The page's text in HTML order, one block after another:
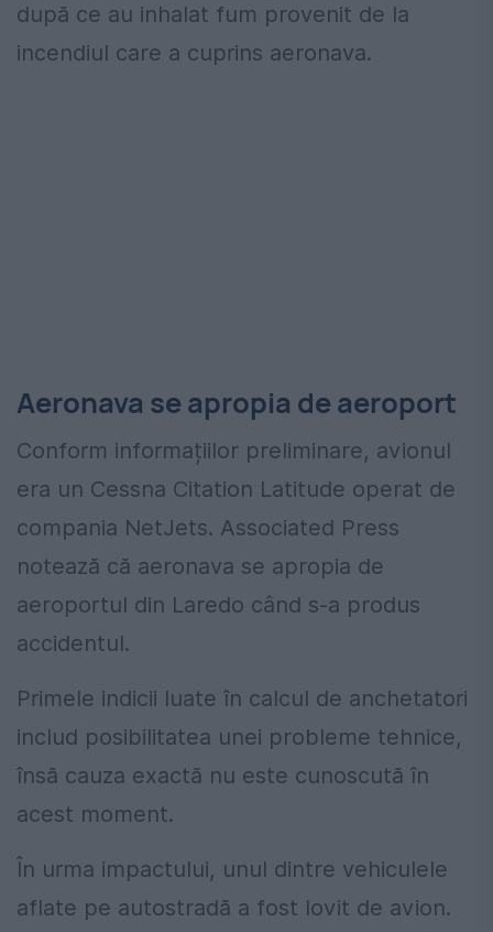
după ce au inhalat fum provenit de la
incendiul care a cuprins aeronava.
Aeronava se apropia de aeroport
Conform informațiilor preliminare, avionul
era un Cessna Citation Latitude operat de
compania NetJets. Associated Press
notează că aeronava se apropia de
aeroportul din Laredo când s-a produs
accidentul.
Primele indicii luate în calcul de anchetatori
includ posibilitatea unei probleme tehnice,
însă cauza exactă nu este cunoscută în
acest moment.
În urma impactului, unul dintre vehiculele
aflate pe autostradă a fost lovit de avion.